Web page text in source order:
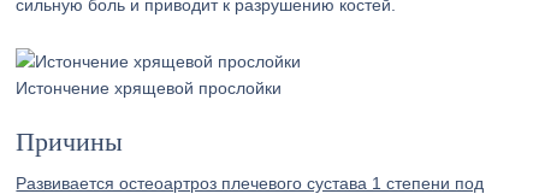
сильную боль и приводит к разрушению костей.
Истончение хрящевой прослойки
Причины
Развивается остеоартроз плечевого сустава 1 степени под